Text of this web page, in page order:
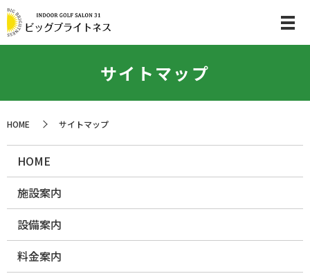
サイトマップ
HOME サイトマップ
HOME
施設案内
設備案内
料金案内